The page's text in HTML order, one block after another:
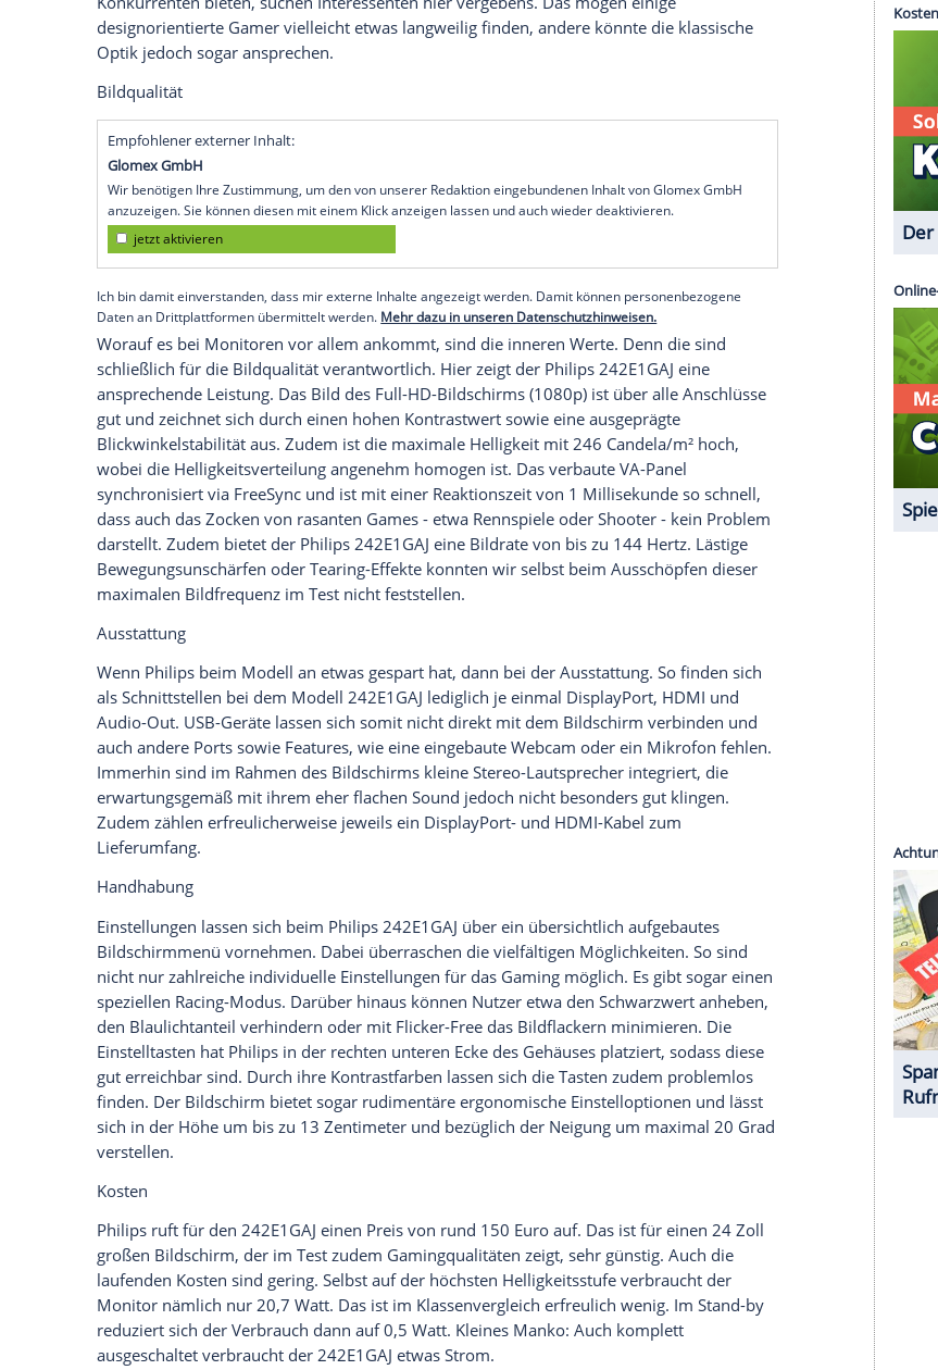
auf den Markt bringt, der sich auch zum Zocken eignen soll. Unser Test zeigt, ob die
Performancestimmt und in welchen Bereichen Interessenten gegebenenfalls Abstriche
Optik
Zugegeben: Das Äußere eines Monitors spielt keine so große Rolle. Doch wer sich
kostspielige und auf das Gamingsegment zugeschnittene Bildschirme ansieht, merkt
schnell, dass das Design offensichtlich auch nicht ganz egal ist. Der
242E1GAJ sieht
hingegen wie ein normalerMonitor
Lichtleisten, eine aggressiv anmutende Formgebung oder sonstige optische Spielereien, die
Konkurrenten bieten, suchen Interessenten hier vergebens. Das mögen einige
designorientierte Gamer vielleicht etwas langweilig finden, andere könnte die klassische
Optikjedoch sogar ansprechen.
Bildqualität
Empfohlener externer Inhalt:
Glomex GmbH
Wir benötigen Ihre Zustimmung, um den von unserer Redaktion eingebundenen Inhalt von Glomex GmbH
anzuzeigen. Sie können diesen mit einem Klick anzeigen lassen und auch wieder deaktivieren.
jetzt aktivieren
Ich bin damit einverstanden, dass mir externe Inhalte angezeigt werden. Damit können personenbezogene
Daten an Drittplattformen übermittelt werden.Mehr dazu in unseren Datenschutzhinweisen.
Worauf es bei Monitoren vor allem ankommt, sind die inneren Werte. Denn die sind
schließlich für die Bildqualitätverantwortlich. Hier zeigt derPhilips242E1GAJ eine
ansprechende Leistung. Das Bild des Full-HD-Bildschirms (1080p) ist über alle Anschlüsse
gut und zeichnet sich durch einen hohenKontrastwertsowie eine ausgeprägte
Blickwinkelstabilität
/m² hoch,
wobei die
von 1 Millisekunde so schnell,
dass auch das Zocken von rasanten Games - etwa Rennspiele oder Shooter - kein Problem
darstellt. Zudem bietet derPhilips242E1GAJ eine Bildrate von bis zu 144 Hertz. Lästige
Bewegungsunschärfen oder Tearing-Effekte konnten wir selbst beim Ausschöpfen dieser
maximalenBildfrequenzim Test nicht feststellen.
Ausstattung
Wenn Philipsbeim Modell an etwas gespart hat, dann bei derAusstattung . So finden sich
als Schnittstellen bei dem Modell 242E1GAJ lediglich je einmal DisplayPort, HDMI und
Audio-Out. USB-Geräte lassen sich somit nicht direkt mit dem Bildschirm verbinden und
auch andere Ports sowie Features, wie eine eingebaute Webcam oder ein Mikrofon fehlen.
Immerhin sind im Rahmen des Bildschirms kleine Stereo-Lautsprecher integriert, die
erwartungsgemäß mit ihrem eher flachen Sound jedoch nicht besonders gut klingen.
Zudem zählen erfreulicherweise jeweils ein DisplayPort- und HDMI-Kabel zum
Lieferumfang.